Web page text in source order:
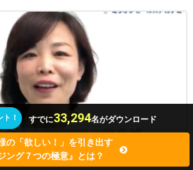
！ すでに33,294名がダウンロード
の「欲しい！」を引き出す
ング７つの極意』とは？